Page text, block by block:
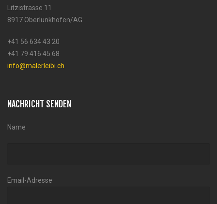
Litzistrasse 11
8917 Oberlunkhofen/AG
+41 56 634 43 20
+41 79 416 45 68
info@malerleibi.ch
NACHRICHT SENDEN
Name
Email-Adresse